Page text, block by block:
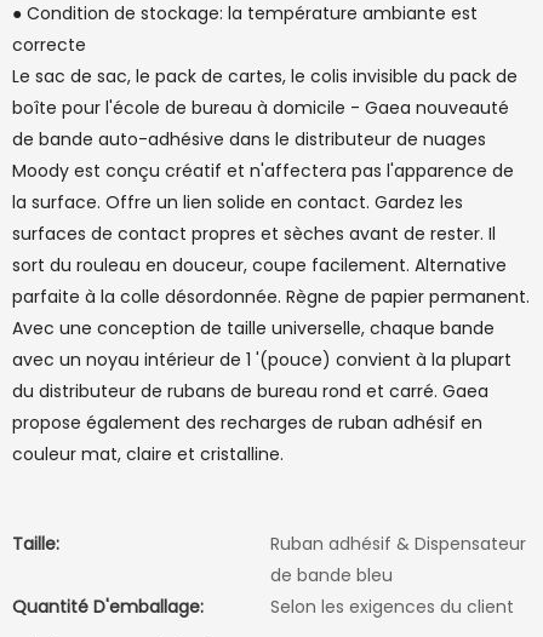
● Condition de stockage: la température ambiante est
correcte
Le sac de sac, le pack de cartes, le colis invisible du pack de
boîte pour l'école de bureau à domicile - Gaea nouveauté
de bande auto-adhésive dans le distributeur de nuages ​​
Moody est conçu créatif et n'affectera pas l'apparence de
la surface. Offre un lien solide en contact. Gardez les
surfaces de contact propres et sèches avant de rester. Il
sort du rouleau en douceur, coupe facilement. Alternative
parfaite à la colle désordonnée. Règne de papier permanent.
Avec une conception de taille universelle, chaque bande
avec un noyau intérieur de 1 '(pouce) convient à la plupart
du distributeur de rubans de bureau rond et carré. Gaea
propose également des recharges de ruban adhésif en
couleur mat, claire et cristalline.
Taille:
Ruban adhésif & Dispensateur
de bande bleu
Quantité D'emballage:
Selon les exigences du client